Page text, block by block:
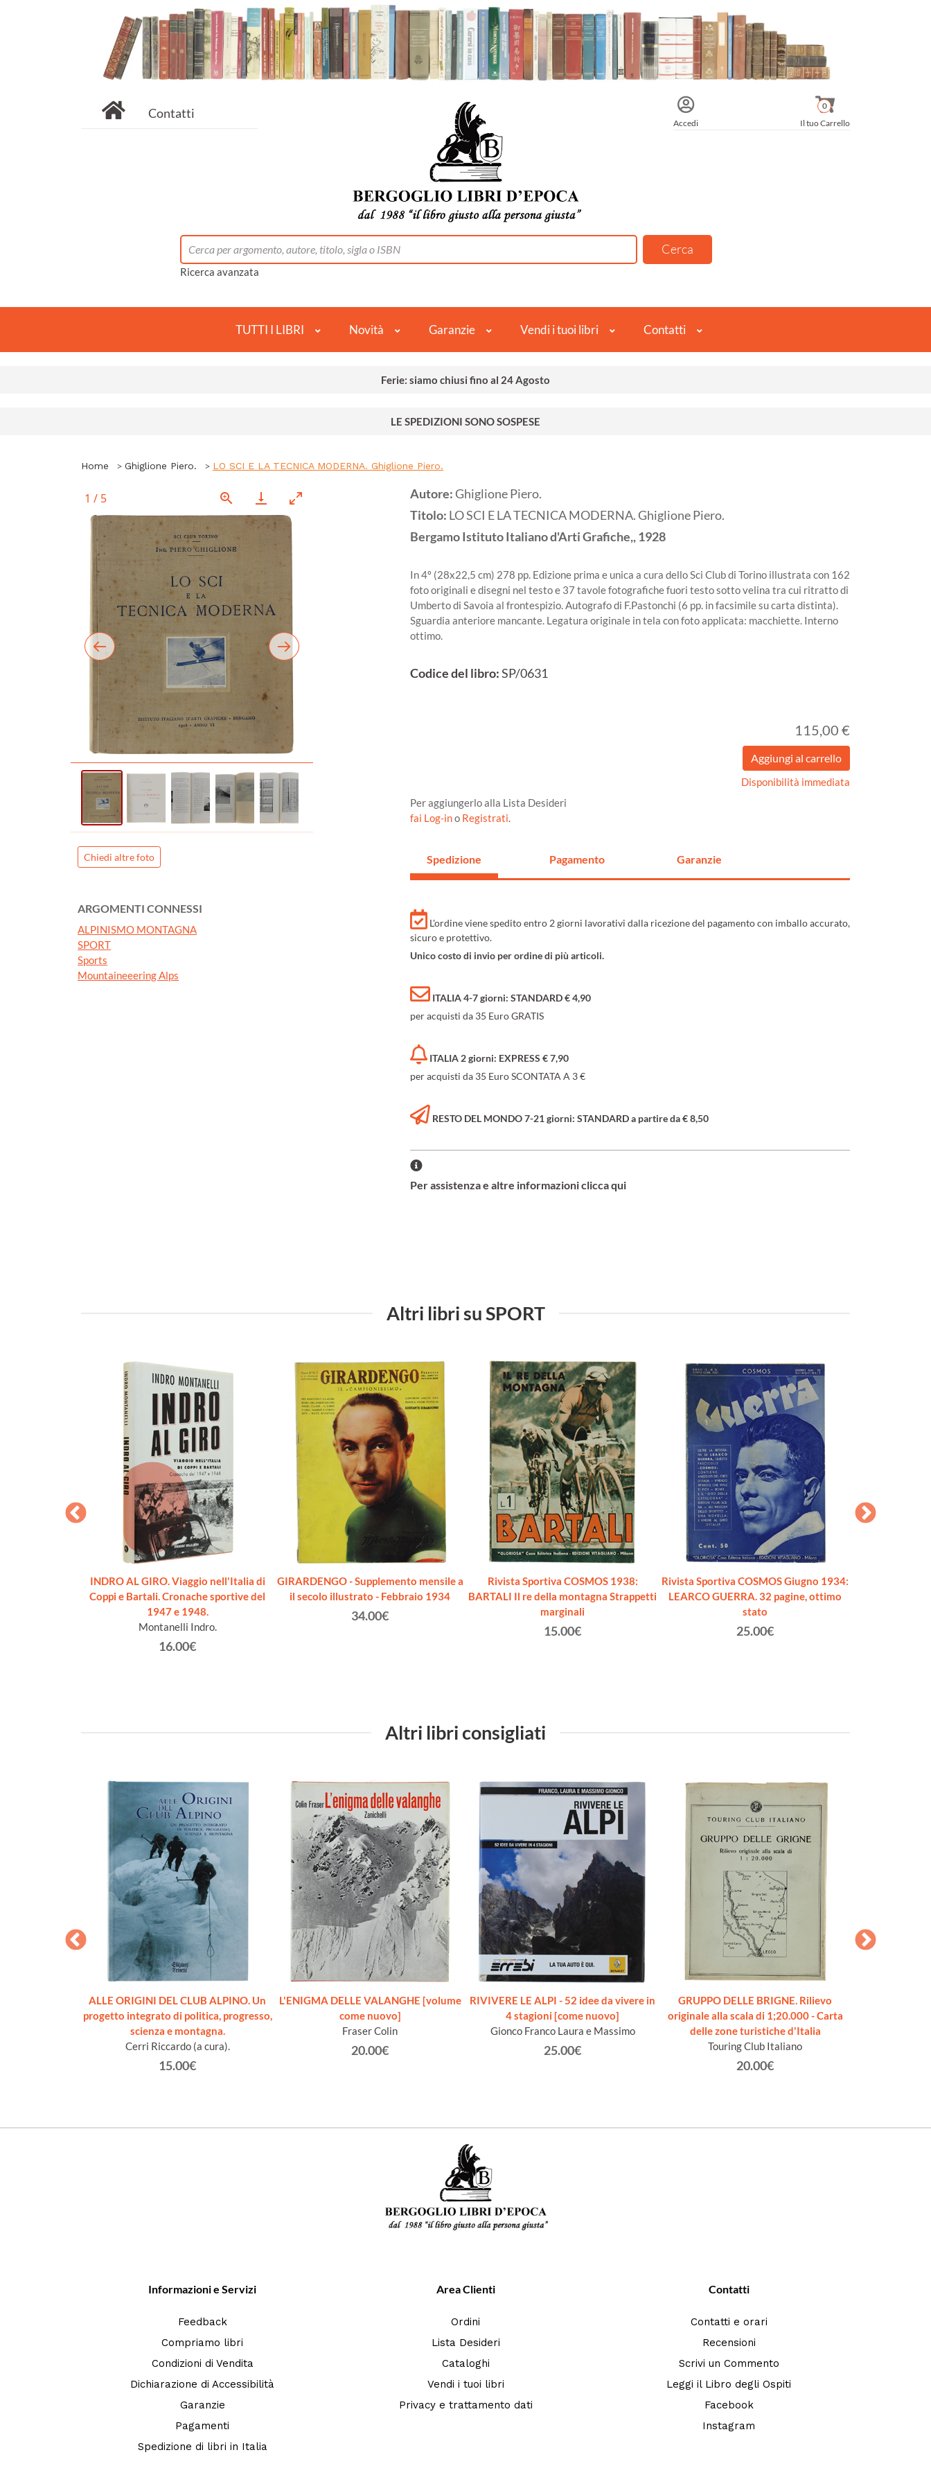
Contatti
Accedi Il tuo Carrello
0
Ricerca avanzata
TUTTI I LIBRI Novità Garanzie Vendi i tuoi libri Contatti
Ferie: siamo chiusi fino al 24 Agosto
LE SPEDIZIONI SONO SOSPESE
Home Ghiglione Piero. LO SCI E LA TECNICA MODERNA. Ghiglione Piero.
1 / 5
Chiedi altre foto
ARGOMENTI CONNESSI
ALPINISMO MONTAGNA
SPORT
Sports
Mountaineeering Alps
Autore:Ghiglione Piero.
Titolo: LO SCI E LA TECNICA MODERNA. Ghiglione Piero.
BergamoIstituto Italiano d'Arti Grafiche,,1928
In 4º (28x22,5 cm) 278 pp. Edizione prima e unica a cura dello Sci Club di Torino illustrata con 162
foto originali e disegni nel testo e 37 tavole fotografiche fuori testo sotto velina tra cui ritratto di
Umberto di Savoia al frontespizio. Autografo di F.Pastonchi (6 pp. in facsimile su carta distinta).
Sguardia anteriore mancante. Legatura originale in tela con foto applicata: macchiette. Interno
ottimo.
Codice del libro:SP/0631
115,00 €
Disponibilità immediata
Per aggiungerlo alla Lista Desideri
fai Log-ino Registrati.
Spedizione Pagamento Garanzie
L'ordine viene spedito entro 2 giorni lavorativi dalla ricezione del pagamento con imballo accurato,
sicuro e protettivo.
Unico costo di invio per ordine di più articoli.
ITALIA 4-7 giorni: STANDARD € 4,90
per acquisti da 35 Euro GRATIS
ITALIA 2 giorni: EXPRESS € 7,90
per acquisti da 35 Euro SCONTATA A 3 €
RESTO DEL MONDO 7-21 giorni: STANDARD a partire da € 8,50
Per assistenza e altre informazioni clicca qui
Altri libri su SPORT
INDRO AL GIRO. Viaggio nell'Italia di
Coppi e Bartali. Cronache sportive del
1947 e 1948.
Montanelli Indro.
16.00€
GIRARDENGO - Supplemento mensile a
il secolo illustrato - Febbraio 1934
34.00€
Rivista Sportiva COSMOS 1938:
BARTALI Il re della montagna Strappetti
marginali
15.00€
Rivista Sportiva COSMOS Giugno 1934:
LEARCO GUERRA. 32 pagine, ottimo
stato
25.00€
Altri libri consigliati
ALLE ORIGINI DEL CLUB ALPINO. Un
progetto integrato di politica, progresso,
scienza e montagna.
Cerri Riccardo (a cura).
15.00€
L'ENIGMA DELLE VALANGHE [volume
come nuovo]
Fraser Colin
20.00€
RIVIVERE LE ALPI - 52 idee da vivere in
4 stagioni [come nuovo]
Gionco Franco Laura e Massimo
25.00€
GRUPPO DELLE BRIGNE. Rilievo
originale alla scala di 1;20.000 - Carta
delle zone turistiche d'Italia
Touring Club Italiano
20.00€
Informazioni e Servizi
Feedback
Compriamo libri
Condizioni di Vendita
Dichiarazione di Accessibilità
Garanzie
Pagamenti
Spedizione di libri in Italia
Area Clienti
Ordini
Lista Desideri
Cataloghi
Vendi i tuoi libri
Privacy e trattamento dati
Contatti
Contatti e orari
Recensioni
Scrivi un Commento
Leggi il Libro degli Ospiti
Facebook
Instagram